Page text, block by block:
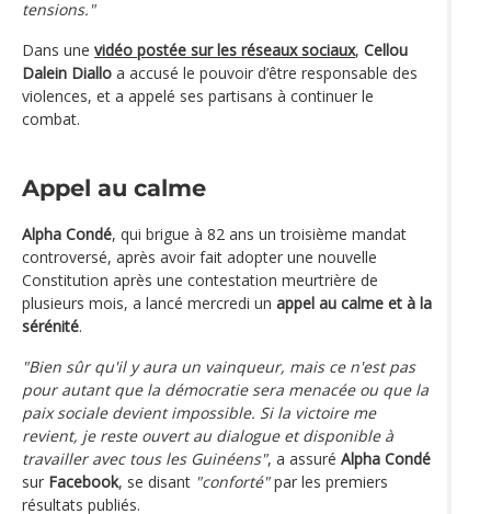
tensions."
Dans une vidéo postée sur les réseaux sociaux, Cellou
Dalein Diallo a accusé le pouvoir d’être responsable des
violences, et a appelé ses partisans à continuer le
combat.
Appel au calme
Alpha Condé, qui brigue à 82 ans un troisième mandat
controversé, après avoir fait adopter une nouvelle
Constitution après une contestation meurtrière de
plusieurs mois, a lancé mercredi un appel au calme et à la
sérénité.
"Bien sûr qu'il y aura un vainqueur, mais ce n'est pas
pour autant que la démocratie sera menacée ou que la
paix sociale devient impossible. Si la victoire me
revient, je reste ouvert au dialogue et disponible à
travailler avec tous les Guinéens", a assuré Alpha Condé
sur Facebook, se disant "conforté"par les premiers
résultats publiés.